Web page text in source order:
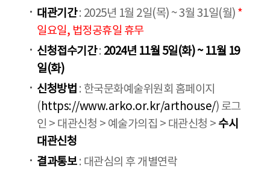
대관기간: 2025년 1월 2일(목) ~ 3월 31일(월) *
일요일, 법정공휴일 휴무
신청접수기간: 2024년 11월 5일(화) ~ 11월 19
일(화)
신청방법 : 한국문화예술위원회 홈페이지
( https://www.arko.or.kr/arthouse/) 로그
인 > 대관신청 > 예술가의집 > 대관신청 > 수시
대관신청
결과통보: 대관심의 후 개별연락